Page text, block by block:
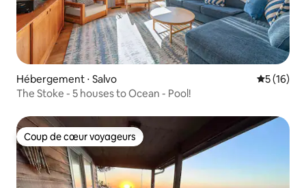
Hébergement ⋅ Salvo
5 (16)
The Stoke - 5 houses to Ocean - Pool!
Coup de cœur voyageurs
Coup de cœur voyageurs